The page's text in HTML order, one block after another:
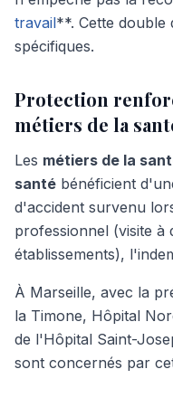
travail**. Cette double
spécifiques.
Protection
métiers de la
Les métiers de la
santé bénéficient
d'accident survenu
professionnel (visite à
établissements),
À Marseille, avec la
la Timone, Hôpital
de l'Hôpital Saint-
sont concernés par